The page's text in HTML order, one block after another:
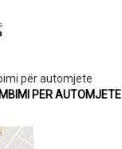
për automjete
PER AUTOMJETE